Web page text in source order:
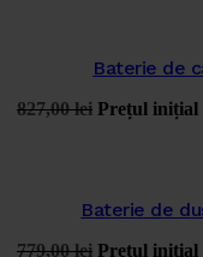
Baterie de
827,00lei Prețul inițial
Baterie de
779,00lei Prețul inițial